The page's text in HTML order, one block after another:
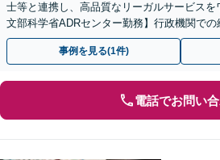
士等と連携し、高品質なリーガルサービス
文部科学省ADRセンター勤務】行政機関で
知識を活かし、事業者さまの抱える問題を解
事例を見る(1件)
電話でお問い